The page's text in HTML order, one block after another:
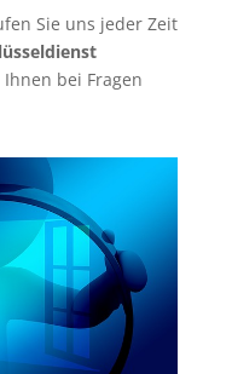
Sie uns jeder Zeit
bei Fragen